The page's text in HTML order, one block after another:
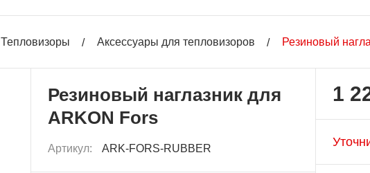
Тепловизоры Аксессуары для тепловизоров Резиновый
Резиновый наглазник для
ARKON Fors
Артикул: ARK-FORS-RUBBER
1